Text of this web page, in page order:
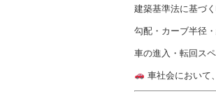
建築基準法に基づく
勾配・カーブ半径
車の進入・転回ス
車社会において、